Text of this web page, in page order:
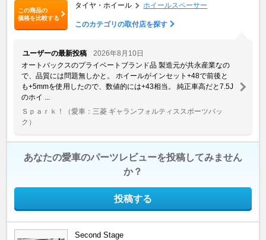
この商品の
価格を比較する
タイヤ・ホイール ホイールスペーサー
このカテゴリの取付店を探す
ユーザーの最新投稿
2026年8月10日
オートバックスのプライベートブランド品 製造元が共永産業なの
で、品質には問題無しかと。 ホイールがインセット+48で前後と
も+5mmを使用したので、数値的には+43相当。 純正車高だと7.5J
のホイ ...
Ｓｐａｒｋ！
（愛車：三菱 ギャランフォルティススポーツバッ
ク）
あなたの愛車のパーツレビューを投稿してみません
か？
投稿する
Second Stage